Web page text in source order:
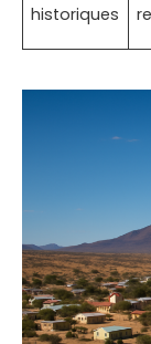
historiques